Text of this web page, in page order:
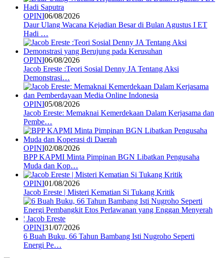
OPINI06/08/2026
Daur Ulang Wacana Kejadian Besar di Bulan Agustus I ET
Hadi …
OPINI06/08/2026
Jacob Ereste :Teori Sosial Denny JA Tentang Aksi
Demonstrasi…
OPINI05/08/2026
Jacob Ereste: Memaknai Kemerdekaan Dalam Kerjasama dan
Pembe…
OPINI02/08/2026
BPP KAPMI Minta Pimpinan BGN Libatkan Pengusaha
Muda dan Kop…
OPINI01/08/2026
Jacob Ereste | Misteri Kematian Si Tukang Kritik
OPINI31/07/2026
6 Buah Buku, 66 Tahun Bambang Isti Nugroho Seperti
Energi Pe…